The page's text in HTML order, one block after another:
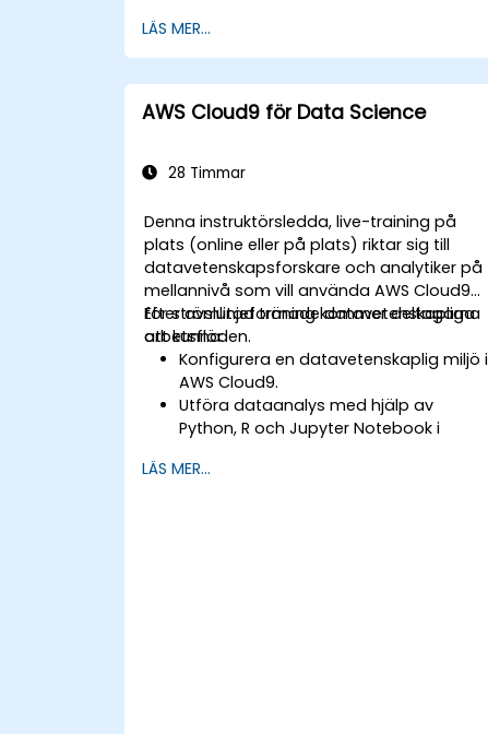
LÄS MER...
AWS Cloud9 för Data Science
28 Timmar
Denna instruktörsledda, live-training på
plats (online eller på plats) riktar sig till
datavetenskapsforskare och analytiker på
mellannivå som vill använda AWS Cloud9
för strömlinjeformade datavetenskapliga
arbetsflöden.
Efter avslutad träning kommer deltagarna
att kunna:
Konfigurera en datavetenskaplig miljö i
AWS Cloud9.
Utföra dataanalys med hjälp av
Python, R och Jupyter Notebook i
Integrera AWS Cloud9 med AWS-data-
LÄS MER...